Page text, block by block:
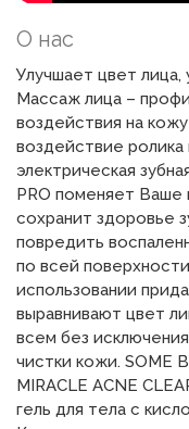
О нас
Улучшает цвет лица,
Массаж лица –
воздействия на
воздействие ролика
электрическая
PRO поменяет Ваше
сохранит здоровье
повредить
по всей
использовании
выравнивают цвет
всем без
чистки кожи. SOME
MIRACLE ACNE
гель для тела с